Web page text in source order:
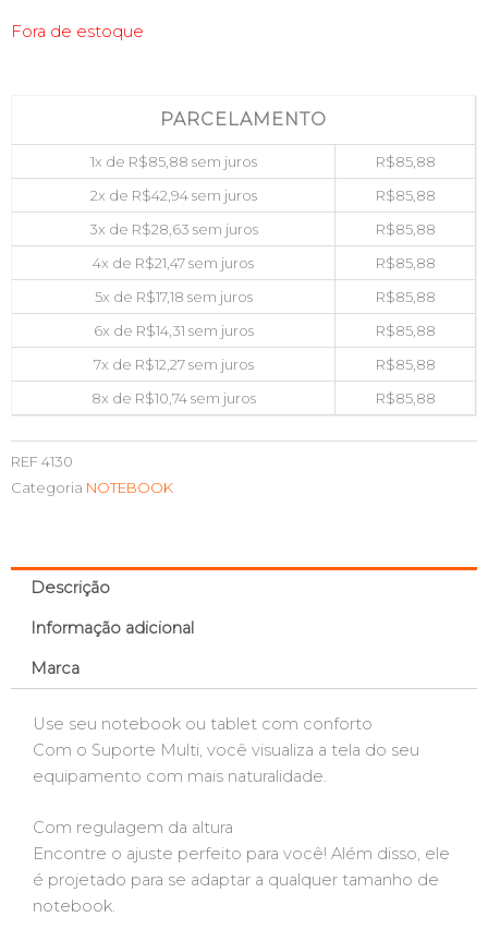
Fora de estoque
PARCELAMENTO
1x de R$85,88 sem juros R$85,88
2x de R$42,94sem juros R$85,88
3x de R$28,63 sem juros R$85,88
4x de R$21,47sem juros R$85,88
5x de R$17,18 sem juros R$85,88
6x de R$14,31 sem juros R$85,88
7x de R$12,27sem juros R$85,88
8x de R$10,74sem juros R$85,88
REF4130
Categoria NOTEBOOK
Descrição
Informação adicional
Marca
Use seu notebook ou tablet com conforto
Com o Suporte Multi, você visualiza a tela do seu
equipamento com mais naturalidade.
Com regulagem da altura
Encontre o ajuste perfeito para você! Além disso, ele
é projetado para se adaptar a qualquer tamanho de
notebook.